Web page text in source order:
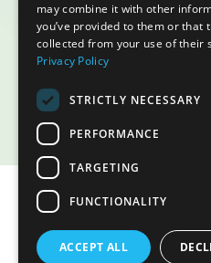
© Slow Food Foundation |
de Privacidad
Slow Food Foundation
restringida
Financiado por
los puntos de
son únicamente
reflejan
may combine it with other
you’ve provided to them or that
collected from your use of their
Privacy Policy
STRICTLY NECESSARY
PERFORMANCE
TARGETING
FUNCTIONALITY
ACCEPT ALL